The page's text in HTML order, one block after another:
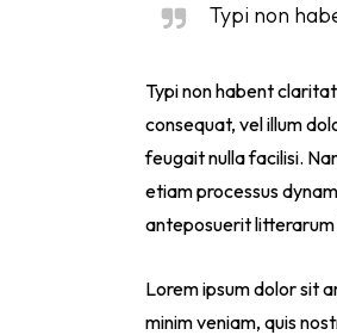
Typi non
Typi non habent
consequat, vel illum
feugait nulla facilisi.
etiam processus
anteposuerit
Lorem ipsum dolor sit
minim veniam, quis